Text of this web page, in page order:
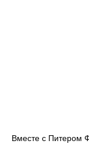
Вместе с Питером